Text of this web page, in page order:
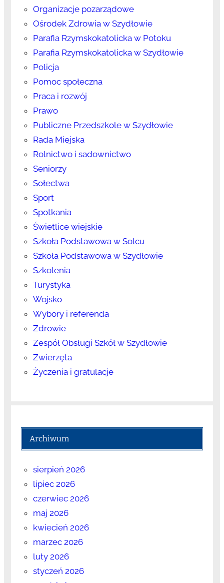
Organizacje pozarządowe
Ośrodek Zdrowia w Szydłowie
Parafia Rzymskokatolicka w Potoku
Parafia Rzymskokatolicka w Szydłowie
Policja
Pomoc społeczna
Praca i rozwój
Prawo
Publiczne Przedszkole w Szydłowie
Rada Miejska
Rolnictwo i sadownictwo
Seniorzy
Sołectwa
Sport
Spotkania
Świetlice wiejskie
Szkoła Podstawowa w Solcu
Szkoła Podstawowa w Szydłowie
Szkolenia
Turystyka
Wojsko
Wybory i referenda
Zdrowie
Zespół Obsługi Szkół w Szydłowie
Zwierzęta
Życzenia i gratulacje
Archiwum
sierpień 2026
lipiec 2026
czerwiec 2026
maj 2026
kwiecień 2026
marzec 2026
luty 2026
styczeń 2026